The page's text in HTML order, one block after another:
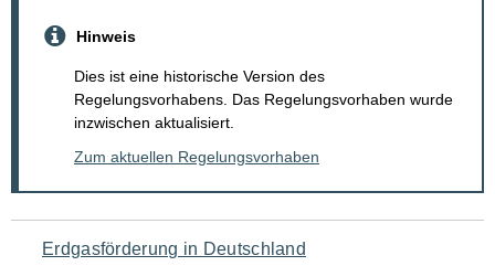
Hinweis
Dies ist eine historische Version des
Regelungsvorhabens. Das Regelungsvorhaben wurde
inzwischen aktualisiert.
Zum aktuellen Regelungsvorhaben
Navigation
Erdgasförderung in Deutschland